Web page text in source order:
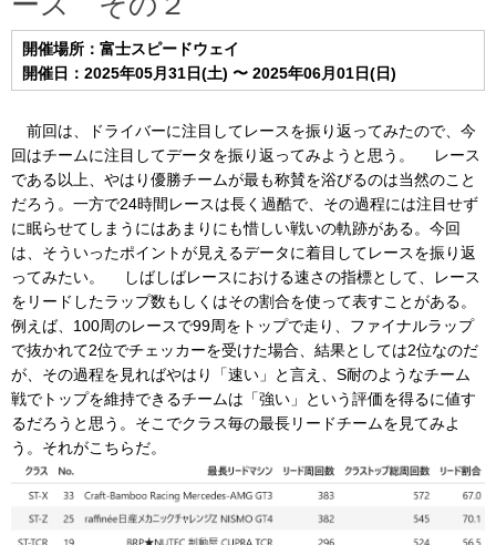
レース開催スケジュール
ポイント ランキング
開催場所：富士スピードウェイ
開催日：2025年05月31日(土) 〜 2025年06月01日(日)
前回は、ドライバーに注目してレースを振り返ってみたので、今
回はチームに注目してデータを振り返ってみようと思う。 レース
である以上、やはり優勝チームが最も称賛を浴びるのは当然のこと
だろう。一方で24時間レースは長く過酷で、その過程には注目せず
に眠らせてしまうにはあまりにも惜しい戦いの軌跡がある。今回
は、そういったポイントが見えるデータに着目してレースを振り返
ってみたい。 しばしばレースにおける速さの指標として、レース
をリードしたラップ数もしくはその割合を使って表すことがある。
例えば、100周のレースで99周をトップで走り、ファイナルラップ
で抜かれて2位でチェッカーを受けた場合、結果としては2位なのだ
が、その過程を見ればやはり「速い」と言え、S耐のようなチーム
戦でトップを維持できるチームは「強い」という評価を得るに値す
るだろうと思う。そこでクラス毎の最長リードチームを見てみよ
う。それがこちらだ。